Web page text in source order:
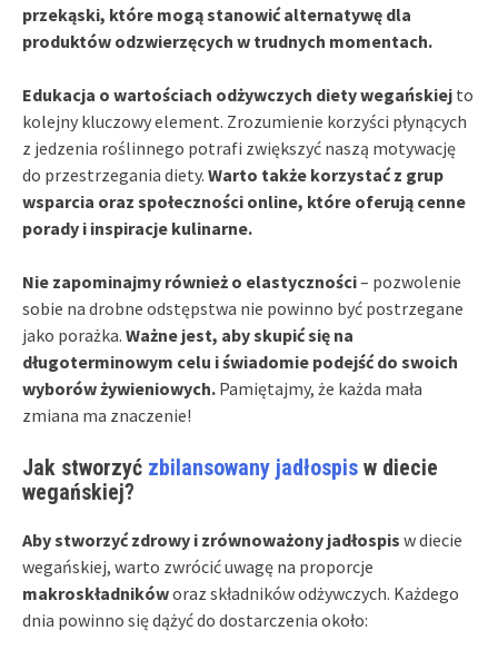
przekąski, które mogą stanowić alternatywę dla
produktów odzwierzęcych w trudnych momentach.
Edukacja o wartościach odżywczych diety wegańskiej to
kolejny kluczowy element. Zrozumienie korzyści płynących
z jedzenia roślinnego potrafi zwiększyć naszą motywację
do przestrzegania diety. Warto także korzystać z grup
wsparcia oraz społeczności online, które oferują cenne
porady i inspiracje kulinarne.
Nie zapominajmy również o elastyczności– pozwolenie
sobie na drobne odstępstwa nie powinno być postrzegane
jako porażka. Ważne jest, aby skupić się na
długoterminowym celu i świadomie podejść do swoich
wyborów żywieniowych. Pamiętajmy, że każda mała
zmiana ma znaczenie!
Jak stworzyć zbilansowany jadłospis w diecie
wegańskiej?
Aby stworzyć zdrowy i zrównoważony jadłospis w diecie
wegańskiej, warto zwrócić uwagę na proporcje
makroskładnikóworaz składników odżywczych. Każdego
dnia powinno się dążyć do dostarczenia około: